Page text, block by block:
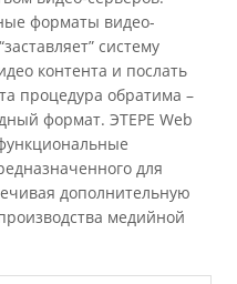
форматы видео-
систему
контента и послать
процедура обратима –
формат. ЭТЕРЕ Web
для
дополнительную
медийной